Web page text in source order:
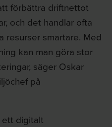
förbättra driftnettot
och det handlar ofta
resurser smartare. Med
kan man göra stor
säger Oskar
på
digitalt